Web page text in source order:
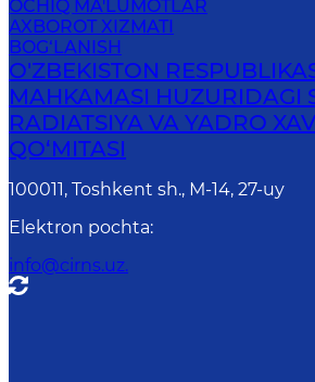
OCHIQ MA'LUMOTLAR
AXBOROT XIZMATI
BOG‘LANISH
O'ZBEKISTON
MAHKAMASI HUZURIDAGI
RADIATSIYA VA YADRO
QO‘MITASI
100011, Toshkent sh., М-14, 27-uy
Elektron pochta:
info@cirns.uz.